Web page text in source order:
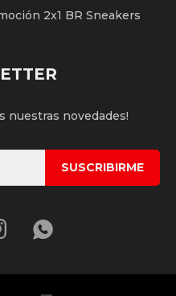
2x1 BR Sneakers
nuestras novedades!
SUSCRIBIRME
